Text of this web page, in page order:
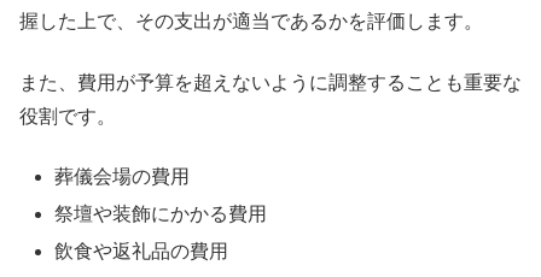
握した上で、その支出が適当であるかを評価します。
また、費用が予算を超えないように調整することも重要な
役割です。
葬儀会場の費用
祭壇や装飾にかかる費用
飲食や返礼品の費用